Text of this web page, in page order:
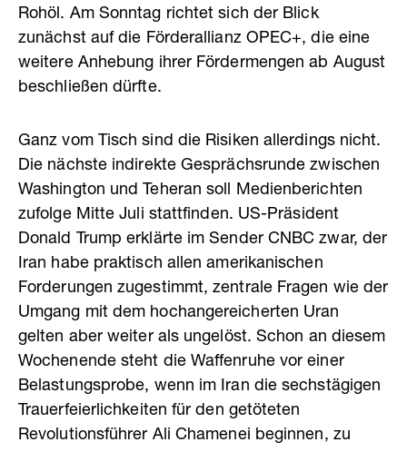
Rohöl. Am Sonntag richtet sich der Blick
zunächst auf die Förderallianz OPEC+, die eine
weitere Anhebung ihrer Fördermengen ab August
beschließen dürfte.
Ganz vom Tisch sind die Risiken allerdings nicht.
Die nächste indirekte Gesprächsrunde zwischen
Washington und Teheran soll Medienberichten
zufolge Mitte Juli stattfinden. US-Präsident
Donald Trump erklärte im Sender CNBC zwar, der
Iran habe praktisch allen amerikanischen
Forderungen zugestimmt, zentrale Fragen wie der
Umgang mit dem hochangereicherten Uran
gelten aber weiter als ungelöst. Schon an diesem
Wochenende steht die Waffenruhe vor einer
Belastungsprobe, wenn im Iran die sechstägigen
Trauerfeierlichkeiten für den getöteten
Revolutionsführer Ali Chamenei beginnen, zu